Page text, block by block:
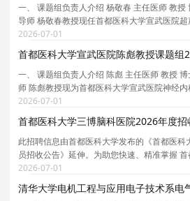
一、 课题组负责人介绍 杨敬春 主任医师 教
导师 杨敬春教授现任首都医科大学宣武医院
学超声医学系副主任、宣武医院超声医学住陪
专家、北京市科委人才项目专家、北京市高级职
2026-07-01
首都医科大学宣武医院陈彪教授课题组
一、 课题组负责人介绍 陈彪 主任医师 教授
师 陈彪教授现为首都医科大学宣武医院神经
学老年医学系主任，首都医科大学帕金森病临
国老年医学会副会长/中华医学会老年医学分会
2026-07-01
首都医科大学三博脑科医院2026年度
此招聘信息由首都医科大学发布的《首都医
员招收公告》延伸。为助您快速、精准掌握
招聘详情， 现特别针对 首都医科大学三博脑
单独说明 。为保证您获取的招聘信息完整且准
2026-07-01